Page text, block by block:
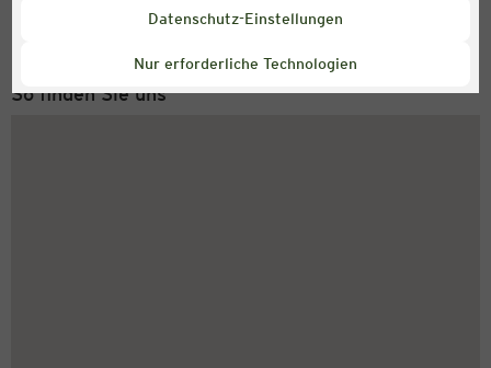
Datenschutz-Einstellungen
Nur erforderliche Technologien
+49 (0) 2546 / 98 999 98
So finden Sie uns